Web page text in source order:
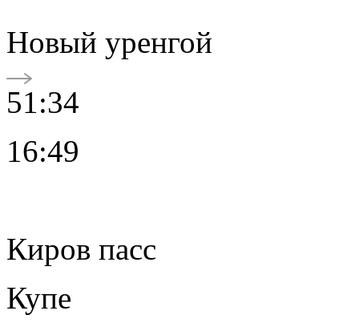
Новый уренгой
51:34
16:49
Киров пасс
Купе